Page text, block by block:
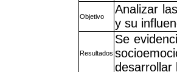
Objetivo
Analizar
y su
Resultados
Se
desarrollar